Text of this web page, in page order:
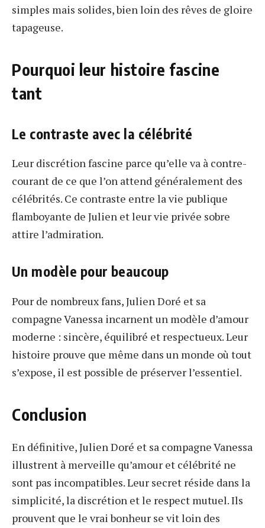
simples mais solides, bien loin des rêves de gloire
tapageuse.
Pourquoi leur histoire fascine
tant
Le contraste avec la célébrité
Leur discrétion fascine parce qu’elle va à contre-
courant de ce que l’on attend généralement des
célébrités. Ce contraste entre la vie publique
flamboyante de Julien et leur vie privée sobre
attire l’admiration.
Un modèle pour beaucoup
Pour de nombreux fans, Julien Doré et sa
compagne Vanessa incarnent un modèle d’amour
moderne : sincère, équilibré et respectueux. Leur
histoire prouve que même dans un monde où tout
s’expose, il est possible de préserver l’essentiel.
Conclusion
En définitive, Julien Doré et sa compagne Vanessa
illustrent à merveille qu’amour et célébrité ne
sont pas incompatibles. Leur secret réside dans la
simplicité, la discrétion et le respect mutuel. Ils
prouvent que le vrai bonheur se vit loin des